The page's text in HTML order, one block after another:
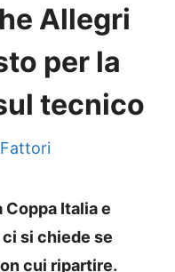
Allegri
per la
tecnico
Italia e
si chiede se
cui ripartire.